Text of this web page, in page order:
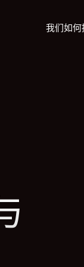
我们如